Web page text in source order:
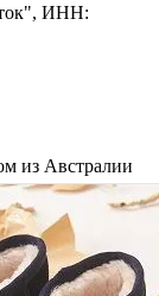
ИНН:
из Австралии